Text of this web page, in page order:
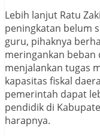
Lebih lanjut Ratu
peningkatan belum
guru, pihaknya
meringankan beban
menjalankan tugas
kapasitas fiskal
pemerintah dapat
pendidik di
harapnya.